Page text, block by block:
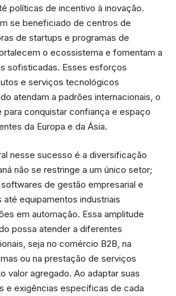
políticas de incentivo à inovação.
se beneficiado de centros de
de startups e programas de
o ecossistema e fomentam a
sofisticadas. Esses esforços
e serviços tecnológicos
atendam a padrões internacionais, o
para conquistar confiança e espaço
da Europa e da Ásia.
nesse sucesso é a diversificação
não se restringe a um único setor;
de gestão empresarial e
equipamentos industriais
em automação. Essa amplitude
possa atender a diferentes
seja no comércio B2B, na
ou na prestação de serviços
valor agregado. Ao adaptar suas
e exigências específicas de cada